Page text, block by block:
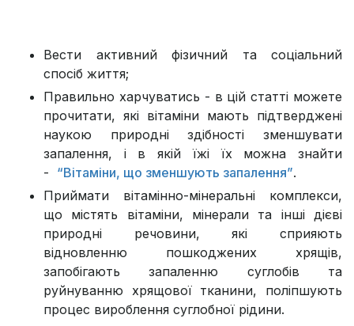
Вести активний фізичний та соціальний
спосіб життя;
Правильно харчуватись - в цій статті можете
прочитати, які вітаміни мають підтверджені
наукою природні здібності зменшувати
запалення, і в якій їжі їх можна знайти
- “Вітаміни, що зменшують запалення”.
Приймати вітамінно-мінеральні комплекси,
що містять вітаміни, мінерали та інші дієві
природні речовини, які сприяють
відновленню пошкоджених хрящів,
запобігають запаленню суглобів та
руйнуванню хрящової тканини, поліпшують
процес вироблення суглобної рідини.